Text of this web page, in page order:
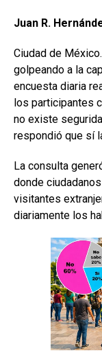
Juan R.
Ciudad de
golpeando a la
encuesta diaria
los participantes
no existe
respondió que sí
La consulta
donde
visitantes
diariamente los